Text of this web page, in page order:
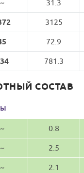
~ 31.3
3125
72.9
781.3
СОСТАВ
~ 0.8
~ 2.5
~ 2.1